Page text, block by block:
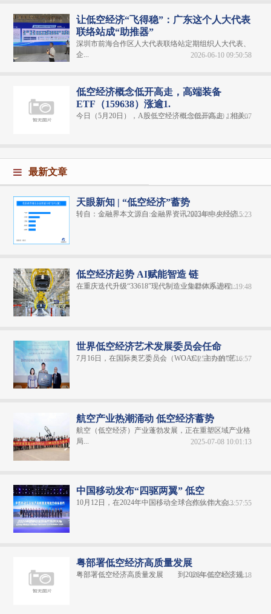
让低空经济“飞得稳”：广东这个人大代表
联络站成“助推器”
深圳市前海合作区人大代表联络站定期组织人大代表、
企...
2026-06-10 09:50:58
低空经济概念低开高走，高端装备
ETF（159638）涨逾1.
今日（5月20日），A股低空经济概念低开高走，相关...
2024-05-20 13:50:07
最新文章
天眼新知 | “低空经济”蓄势
转自：金融界本文源自:金融界资讯2023年中央经济...
2024-06-13 16:15:23
低空经济起势 AI赋能智造 链
在重庆迭代升级“33618”现代制造业集群体系进程...
2026-05-28 11:19:48
世界低空经济艺术发展委员会任命
7月16日，在国际奥艺委员会（WOAC）主办的“艺...
2025-07-30 09:16:57
航空产业热潮涌动 低空经济蓄势
航空（低空经济）产业蓬勃发展，正在重塑区域产业格
局...
2025-07-08 10:01:13
中国移动发布“四驱两翼” 低空
10月12日，在2024年中国移动全球合作伙伴大会...
2024-10-12 13:57:55
粤部署低空经济高质量发展
粤部署低空经济高质量发展 到2026年低空经济规...
2024-05-24 13:59:18